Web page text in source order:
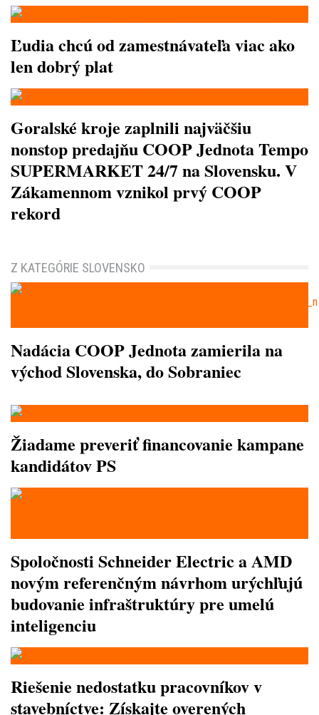
Ľudia chcú od zamestnávateľa viac ako
len dobrý plat
Goralské kroje zaplnili najväčšiu
nonstop predajňu COOP Jednota Tempo
SUPERMARKET 24/7 na Slovensku. V
Zákamennom vznikol prvý COOP
rekord
Z KATEGÓRIE SLOVENSKO
Nadácia COOP Jednota zamierila na
východ Slovenska, do Sobraniec
Žiadame preveriť financovanie kampane
kandidátov PS
Spoločnosti Schneider Electric a AMD
novým referenčným návrhom urýchľujú
budovanie infraštruktúry pre umelú
inteligenciu
Riešenie nedostatku pracovníkov v
stavebníctve: Získajte overených